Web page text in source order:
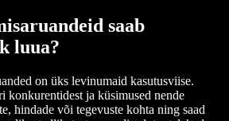
saab
luua?
on üks levinumaid kasutusviise.
konkurentidest ja küsimused nende
hindade või tegevuste kohta ning saad